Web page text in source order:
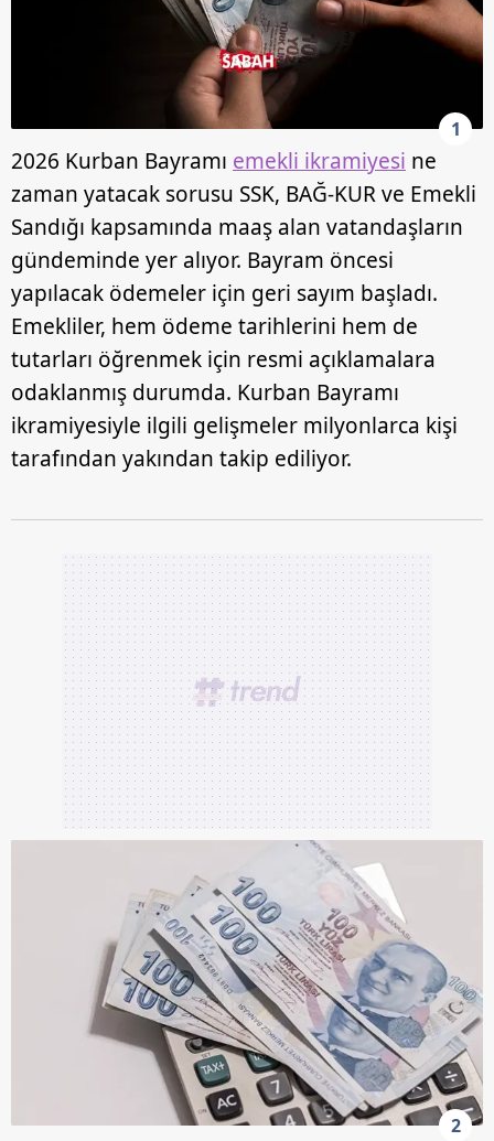
1
2026 Kurban Bayramı emekli ikramiyesi ne
zaman yatacak sorusu SSK, BAĞ-KUR ve Emekli
Sandığı kapsamında maaş alan vatandaşların
gündeminde yer alıyor. Bayram öncesi
yapılacak ödemeler için geri sayım başladı.
Emekliler, hem ödeme tarihlerini hem de
tutarları öğrenmek için resmi açıklamalara
odaklanmış durumda. Kurban Bayramı
ikramiyesiyle ilgili gelişmeler milyonlarca kişi
tarafından yakından takip ediliyor.
2